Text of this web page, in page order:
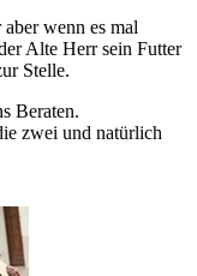
wenn es mal
Alte Herr sein Futter
Stelle.
Beraten.
zwei und natürlich